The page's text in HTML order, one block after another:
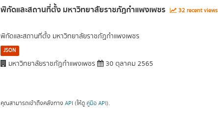
พิกัดและสถานที่ตั้ง มหาวิทยาลัยราชภัฏกำแพงเพชร 32 recent views
พิกัดและสถานที่ตั้ง มหาวิทยาลัยราชภัฏกำแพงเพชร
JSON
มหาวิทยาลัยราชภัฏกำแพงเพชร 30 ตุลาคม 2565
คุณสามารถเข้าถึงคลังทาง API (ให้ดู คู่มือ API).